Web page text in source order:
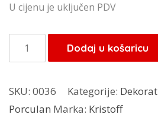
U cijenu je uključen PDV
Kristoff
desertni
7/1
količina
Dodaj u košaricu
SKU: 0036 Kategorije:
Porculan Marka: Kristoff